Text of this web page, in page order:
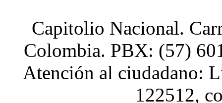
Capitolio Nacional.
Colombia. PBX: (57)
Atención al ciudadano:
122512,